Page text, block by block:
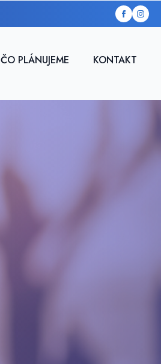
ČO PLÁNUJEME KONTAKT